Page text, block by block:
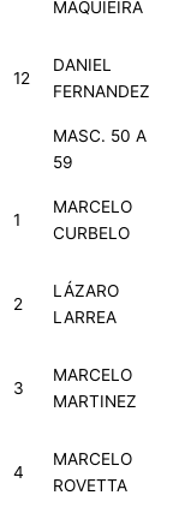
MAQUIEIRA
12
DANIEL
FERNANDEZ
MASC. 50 A
59
1
MARCELO
CURBELO
2
LÁZARO
LARREA
3
MARCELO
MARTINEZ
4
MARCELO
ROVETTA